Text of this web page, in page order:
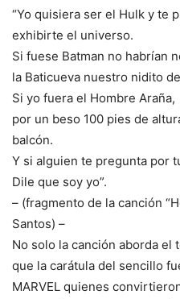
“Yo quisiera ser el Hulk y te
exhibirte el universo.
Si fuese Batman no habrían
la Baticueva nuestro nidito
Si yo fuera el Hombre Araña,
por un beso 100 pies de
balcón.
Y si alguien te pregunta por
Dile que soy yo”.
– (fragmento de la canción
Santos) –
No solo la canción aborda el
que la carátula del sencillo
MARVEL quienes